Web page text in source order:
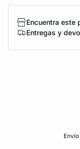
Encuentra este
Entregas y